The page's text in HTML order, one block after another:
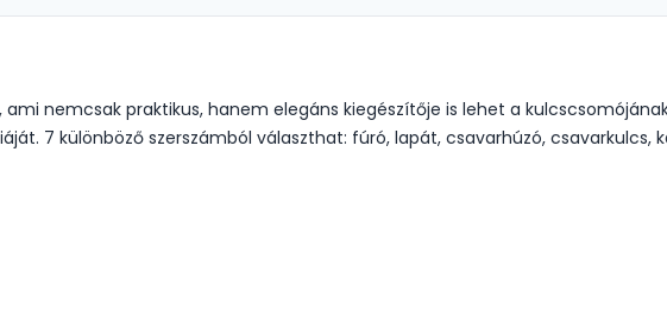
ami nemcsak praktikus, hanem elegáns kiegészítője is lehet a
7 különböző szerszámból választhat: fúró, lapát, csavarhúzó, csavarkulcs,